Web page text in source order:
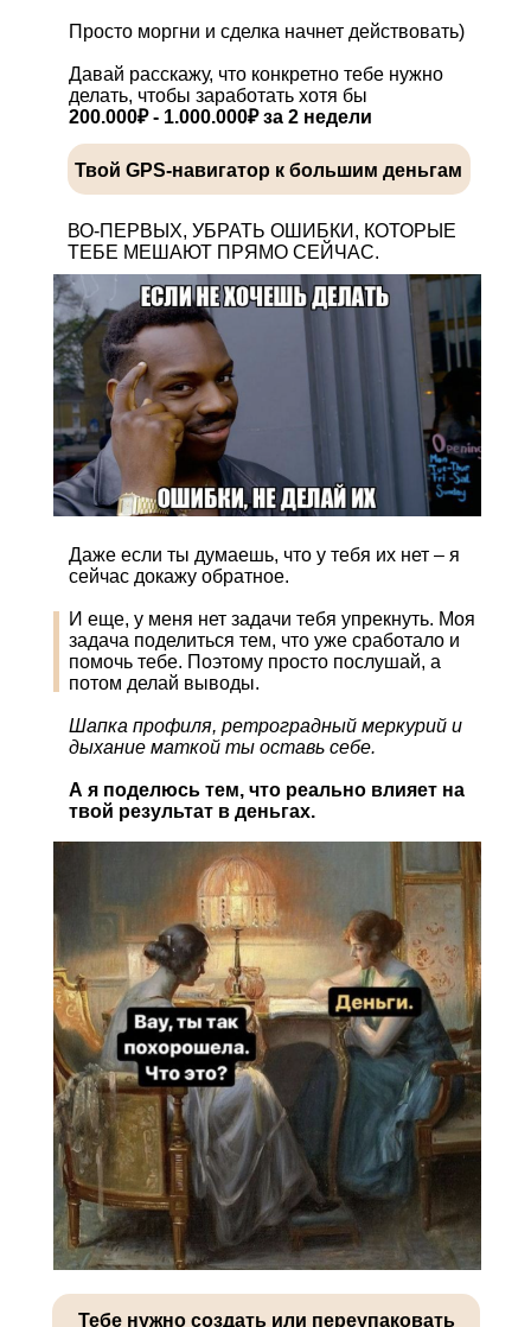
Просто моргни и сделка начнет действовать)
Давай расскажу, что конкретно тебе нужно
делать, чтобы заработать хотя бы
200.000₽ - 1.000.000₽ за 2 недели
Твой GPS-навигатор к большим деньгам
ВО-ПЕРВЫХ, УБРАТЬ ОШИБКИ, КОТОРЫЕ
ТЕБЕ МЕШАЮТ ПРЯМО СЕЙЧАС.
Даже если ты думаешь, что у тебя их нет – я
сейчас докажу обратное.
И еще, у меня нет задачи тебя упрекнуть. Моя
задача поделиться тем, что уже сработало и
помочь тебе. Поэтому просто послушай, а
потом делай выводы.
Шапка профиля, ретроградный меркурий и
дыхание маткой ты оставь себе.
А я поделюсь тем, что реально влияет на
твой результат в деньгах.
Тебе нужно создать или переупаковать